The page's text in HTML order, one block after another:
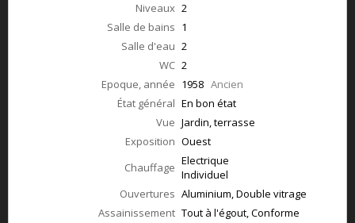
Niveaux 2
Salle de bains 1
Salle d'eau 2
WC 2
Epoque, année 1958 Ancien
État général En bon état
Vue Jardin, terrasse
Exposition Ouest
Chauffage Electrique
Individuel
Ouvertures Aluminium, Double vitrage
Assainissement Tout à l'égout, Conforme